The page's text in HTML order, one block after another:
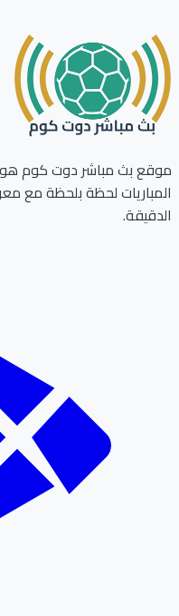
بث مباشر دوت كوم هو
لحظة بلحظة مع معرفة